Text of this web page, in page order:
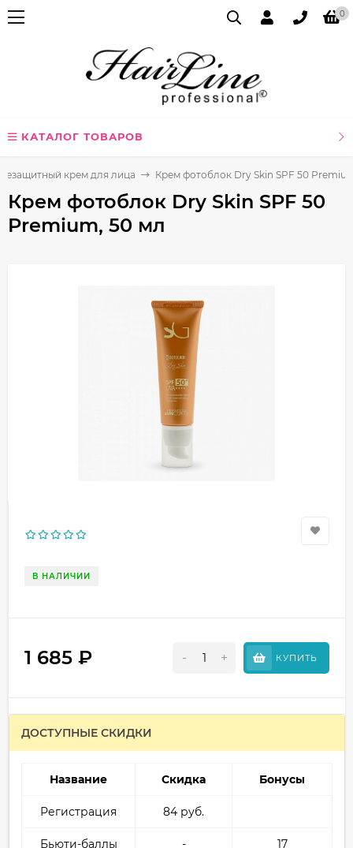
0
КАТАЛОГ ТОВАРОВ
крем для лица Крем фотоблок Dry Skin SPF 50
Крем фотоблок Dry Skin SPF 50
Premium, 50 мл
В НАЛИЧИИ
1 685 ₽ - + КУПИТЬ
ДОСТУПНЫЕ СКИДКИ
Название Скидка Бонусы
Регистрация 84 руб.
Бьюти-баллы - 17